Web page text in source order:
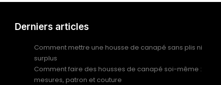
Derniers articles
Comment mettre une housse de canapé sans plis ni
surplus
Comment faire des housses de canapé soi-même :
mesures, patron et couture